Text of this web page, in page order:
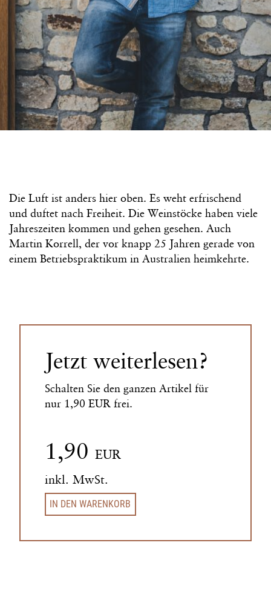
Die Luft ist anders hier oben. Es weht erfrischend
und duftet nach Freiheit. Die Weinstöcke haben viele
Jahreszeiten kommen und gehen gesehen. Auch
Martin Korrell, der vor knapp 25 Jahren gerade von
einem Betriebspraktikum in Australien heimkehrte.
Jetzt weiterlesen?
Schalten Sie den ganzen Artikel für
nur 1,90 EUR frei.
1,90 EUR
inkl. MwSt.
IN DEN WARENKORB